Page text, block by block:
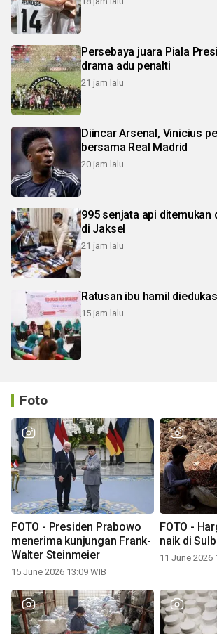
Persebaya juara Piala
drama adu penalti
21 jam lalu
Diincar Arsenal, Vinicius perpanjang kontrak
bersama Real Madrid
20 jam lalu
995 senjata api ditemukan
di Jaksel
21 jam lalu
Ratusan ibu hamil
15 jam lalu
Foto
FOTO - Presiden Prabowo
menerima kunjungan Frank-
Walter Steinmeier
15 June 2026 13:09 WIB
FOTO -
naik di
11 June 2026